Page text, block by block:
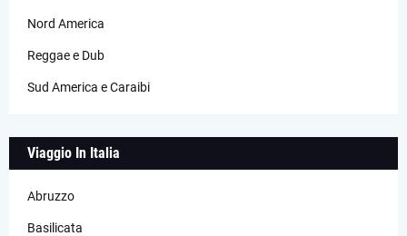
Nord America
Reggae e Dub
Sud America e Caraibi
Viaggio In Italia
Abruzzo
Basilicata